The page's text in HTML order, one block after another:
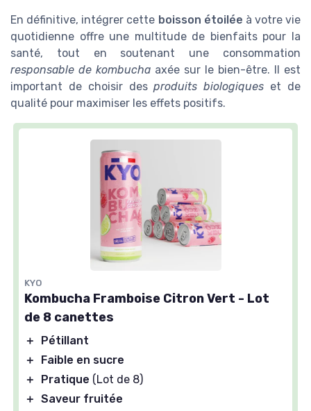
En définitive, intégrer cette boisson étoilée à votre vie
quotidienne offre une multitude de bienfaits pour la
santé, tout en soutenant une consommation
responsable de kombucha axée sur le bien-être. Il est
important de choisir desproduits biologiques et de
qualité pour maximiser les effets positifs.
KYO
Kombucha Framboise Citron Vert - Lot
de 8 canettes
＋
Pétillant
＋
Faible en sucre
＋
Pratique (Lot de 8)
＋ Saveur fruitée